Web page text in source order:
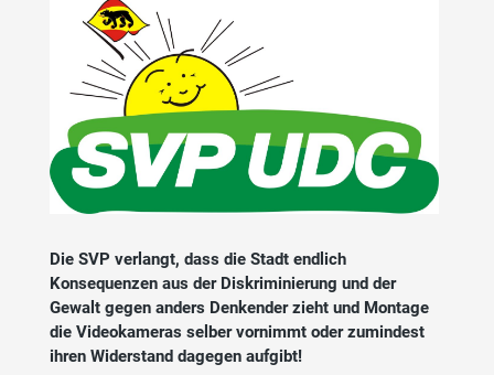
Die SVP verlangt, dass die Stadt endlich
Konsequenzen aus der Diskriminierung und der
Gewalt gegen anders Denkender zieht und Montage
die Videokameras selber vornimmt oder zumindest
ihren Widerstand dagegen aufgibt!